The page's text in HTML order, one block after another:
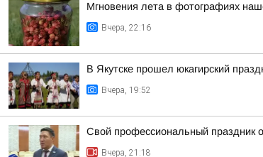
Мгновения лета в фотографиях
Вчера, 22:16
В Якутске прошел юкагирский
Вчера, 19:52
Свой профессиональный праздник
Вчера, 21:18